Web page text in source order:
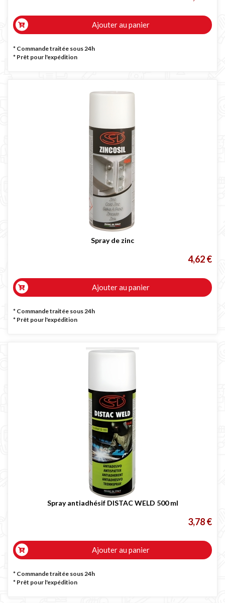
Ajouter au panier
* Commande traitée sous 24h
* Prêt pour l'expédition
Spray de zinc
4,62 €
Ajouter au panier
* Commande traitée sous 24h
* Prêt pour l'expédition
Spray antiadhésif DISTAC WELD 500 ml
3,78 €
Ajouter au panier
* Commande traitée sous 24h
* Prêt pour l'expédition